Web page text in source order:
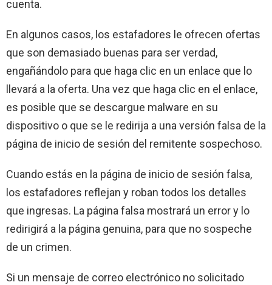
cuenta.
En algunos casos, los estafadores le ofrecen ofertas
que son demasiado buenas para ser verdad,
engañándolo para que haga clic en un enlace que lo
llevará a la oferta. Una vez que haga clic en el enlace,
es posible que se descargue malware en su
dispositivo o que se le redirija a una versión falsa de la
página de inicio de sesión del remitente sospechoso.
Cuando estás en la página de inicio de sesión falsa,
los estafadores reflejan y roban todos los detalles
que ingresas. La página falsa mostrará un error y lo
redirigirá a la página genuina, para que no sospeche
de un crimen.
Si un mensaje de correo electrónico no solicitado